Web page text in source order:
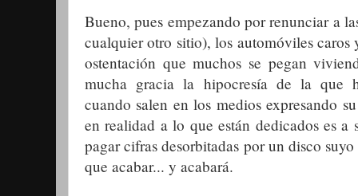
Bueno, pues empezando por renunciar a
cualquier otro sitio), los automóviles
ostentación que muchos se pegan
mucha gracia la hipocresía de la que
cuando salen en los medios expresando
en realidad a lo que están dedicados es
pagar cifras desorbitadas por un disco
que acabar... y acabará.